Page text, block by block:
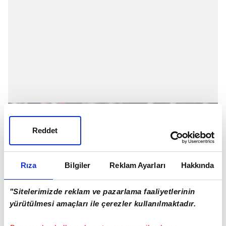
Rıza Bilgiler Reklam Ayarları Hakkında
"Sitelerimizde reklam ve pazarlama faaliyetlerinin
yürütülmesi amaçları ile çerezler kullanılmaktadır.
Reddet